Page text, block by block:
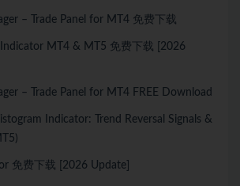
– Trade Panel for MT4 免费下载
MT4 & MT5 免费下载 [2026
– Trade Panel for MT4 FREE Download
Indicator: Trend Reversal Signals &
免费下载 [2026 Update]